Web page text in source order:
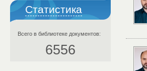
Статистика
Всего в библиотеке документов:
6556